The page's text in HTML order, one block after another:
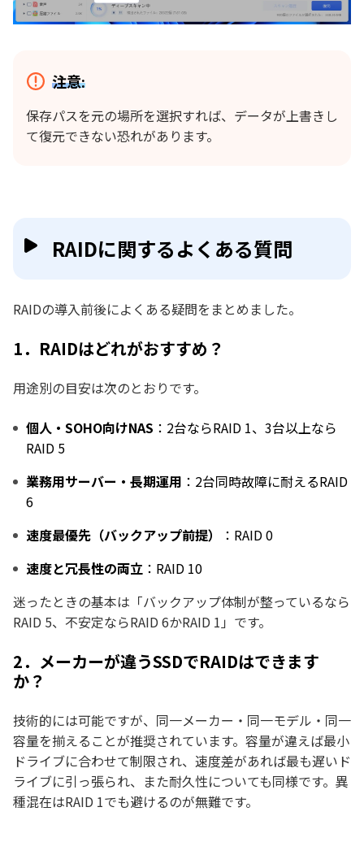
注意:
保存パスを元の場所を選択すれば、データが上書きし
て復元できない恐れがあります。
RAIDに関するよくある質問
RAIDの導入前後によくある疑問をまとめました。
1．RAIDはどれがおすすめ？
用途別の目安は次のとおりです。
個人・SOHO向けNAS ：2台ならRAID 1、3台以上なら
RAID 5
業務用サーバー・長期運用 ：2台同時故障に耐えるRAID
6
速度最優先（バックアップ前提）
：RAID 0
速度と冗長性の両立 ：RAID 10
迷ったときの基本は「バックアップ体制が整っているなら
RAID 5、不安定ならRAID 6かRAID 1」です。
2．メーカーが違うSSDでRAIDはできます
か？
技術的には可能ですが、同一メーカー・同一モデル・同一
容量を揃えることが推奨されています。容量が違えば最小
ドライブに合わせて制限され、速度差があれば最も遅いド
ライブに引っ張られ、また耐久性についても同様です。異
種混在はRAID 1でも避けるのが無難です。